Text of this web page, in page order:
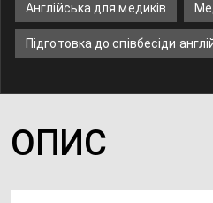
Англійська для медиків
Підготовка до співбесіди
ОПИС